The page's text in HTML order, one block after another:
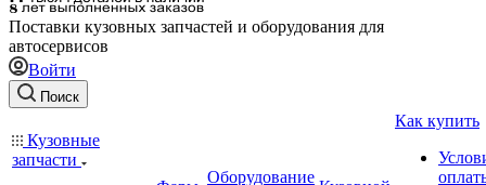
Поставки кузовных запчастей и оборудования для
автосервисов
Войти
Поиск
Кузовные
запчасти
Оборудование
Как купить